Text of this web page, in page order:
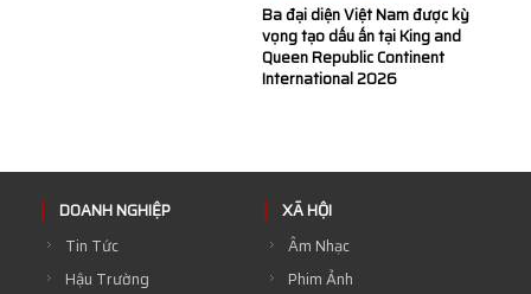
Ba đại diện Việt Nam được kỳ
vọng tạo dấu ấn tại King and
Queen Republic Continent
International 2026
DOANH NGHIỆP
Tin Tức
Hậu Trường
XÃ HỘI
Âm Nhạc
Phim Ảnh